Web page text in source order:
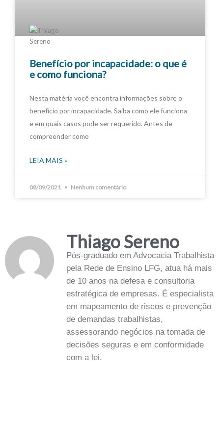
Benefício por incapacidade: o que é
e como funciona?
Nesta matéria você encontra informações sobre o
benefício por incapacidade. Saiba como ele funciona
e em quais casos pode ser requerido. Antes de
compreender como
LEIA MAIS »
08/09/2021 Nenhum comentário
Thiago Sereno
Pós-graduado em Advocacia Trabalhista
pela Rede de Ensino LFG, atua há mais
de 10 anos na defesa e consultoria
estratégica de empresas. É especialista
em mapeamento de riscos e prevenção
de demandas trabalhistas,
assessorando negócios na tomada de
decisões seguras e em conformidade
com a lei.